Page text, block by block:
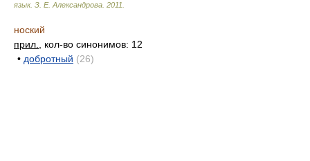
язык. З. Е. Александрова 2011
ноский
прил.
, кол-во синонимов: 12
• добротный (26)